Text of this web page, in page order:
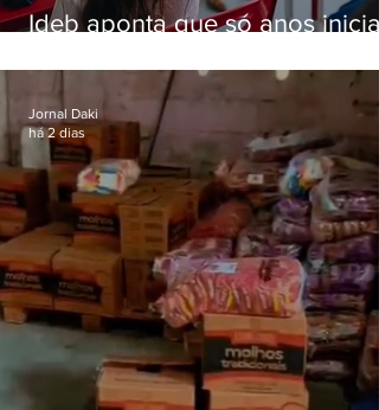
Ideb aponta que só anos
educação
Jornal Daki
há 2 dias